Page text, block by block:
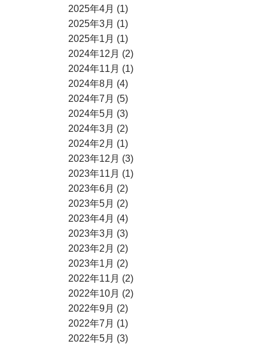
2025年4月 (1)
2025年3月 (1)
2025年1月 (1)
2024年12月 (2)
2024年11月 (1)
2024年8月 (4)
2024年7月 (5)
2024年5月 (3)
2024年3月 (2)
2024年2月 (1)
2023年12月 (3)
2023年11月 (1)
2023年6月 (2)
2023年5月 (2)
2023年4月 (4)
2023年3月 (3)
2023年2月 (2)
2023年1月 (2)
2022年11月 (2)
2022年10月 (2)
2022年9月 (2)
2022年7月 (1)
2022年5月 (3)